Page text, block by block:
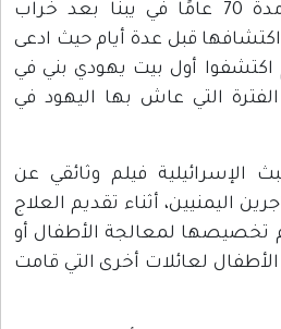
إسرائيل الذين عاشوا مدة 70 عامًا في يبنا بعد خراب
اكتشافها قبل عدة أيام حيث ادعى
اكتشفوا أول بيت يهودي بني في
التي عاش بها اليهود في
الإسرائيلية فيلم وثائقي عن
اليمنيين، أثناء تقديم العلاج
تخصيصها لمعالجة الأطفال أو
لعائلات أخرى التي قامت